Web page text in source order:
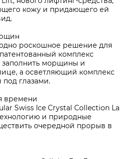
кожу и придающего ей
роскошное решение для
комплекс
заполнить морщины и
а осветляющий комплекс
под глазами.
времени
Swiss Ice Crystal Collection La
и природные
очередной прорыв в